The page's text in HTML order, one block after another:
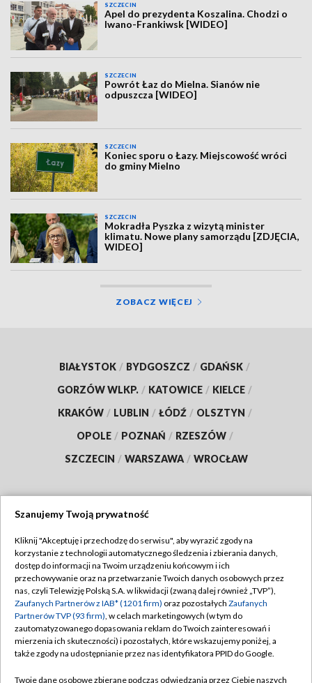
SZCZECIN
Apel do prezydenta Koszalina. Chodzi o
Iwano-Frankiwsk [WIDEO]
SZCZECIN
Powrót Łaz do Mielna. Sianów nie
odpuszcza [WIDEO]
SZCZECIN
Koniec sporu o Łazy. Miejscowość wróci
do gminy Mielno
SZCZECIN
Mokradła Pyszka z wizytą minister
klimatu. Nowe plany samorządu [ZDJĘCIA,
WIDEO]
ZOBACZ WIĘCEJ
BIAŁYSTOK / BYDGOSZCZ / GDAŃSK /
GORZÓW WLKP. / KATOWICE / KIELCE /
KRAKÓW / LUBLIN / ŁÓDŹ / OLSZTYN /
OPOLE / POZNAŃ / RZESZÓW /
SZCZECIN / WARSZAWA / WROCŁAW
TVP
Abonament TVP
Emisja w TVP
Centrum informacji TVP
Naziemna Telewizja Cyfrowa
Regulamin TVP
Polityka prywatności
Moje zgody
Pomoc
Szanujemy Twoją prywatność
Kliknij "Akceptuję i przechodzę do serwisu", aby wyrazić zgody na
korzystanie z technologii automatycznego śledzenia i zbierania danych,
dostęp do informacji na Twoim urządzeniu końcowym i ich
przechowywanie oraz na przetwarzanie Twoich danych osobowych przez
nas, czyli Telewizję Polską S.A. w likwidacji (zwaną dalej również „TVP”),
Zaufanych Partnerów z IAB* (1201 firm) oraz pozostałych Zaufanych
Partnerów TVP (93 firm), w celach marketingowych (w tym do
zautomatyzowanego dopasowania reklam do Twoich zainteresowań i
mierzenia ich skuteczności) i pozostałych, które wskazujemy poniżej, a
także zgody na udostępnianie przez nas identyfikatora PPID do Google.
Twoje dane osobowe zbierane podczas odwiedzania przez Ciebie naszych